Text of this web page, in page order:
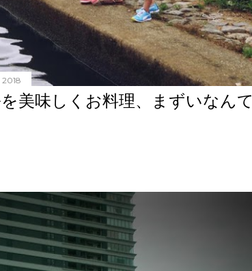
2018
美味しくお料理、まずいなんて